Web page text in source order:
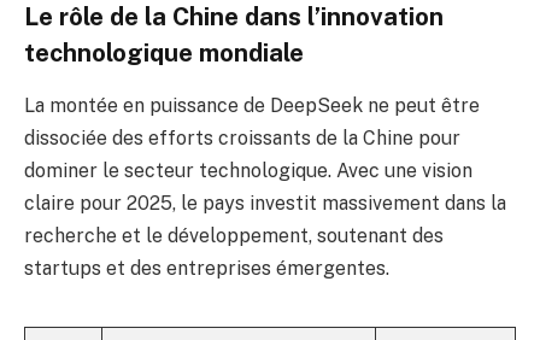
Le rôle de la Chine dans l’innovation
technologique mondiale
La montée en puissance de DeepSeek ne peut être
dissociée des efforts croissants de la Chine pour
dominer le secteur technologique. Avec une vision
claire pour 2025, le pays investit massivement dans la
recherche et le développement, soutenant des
startups et des entreprises émergentes.